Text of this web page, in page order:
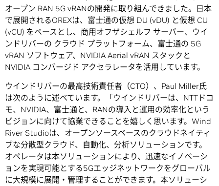
オープン RAN 5G vRANの開発に取り組んできました。日本
で展開されるOREXは、富士通の仮想 DU (vDU) と仮想 CU
(vCU) をベースとし、商用オフザシェルフ サーバー、ウイ
ンドリバーの クラウド プラットフォーム、富士通の 5G
vRAN ソフトウェア、NVIDIA Aerial vRAN スタックと
NVIDIA コンバージド アクセラレータを活用しています。
ウインドリバーの最高技術責任者（CTO）、Paul Miller氏
は次のように述べています。「ウインドリバーは、NTTドコ
モ、NVIDIA、富士通と、RANの導入と運用の効率化という
ビジョンに向けて協業できることを嬉しく思います。Wind
River Studioは、オープンソースベースのクラウドネイティ
ブな分散型クラウド、自動化、分析ソリューションです。
オペレータは本ソリューションにより、迅速なイノベーシ
ョンを実現可能とする5Gエッジネットワークをグローバル
に大規模に展開・管理することができます。本ソリューシ